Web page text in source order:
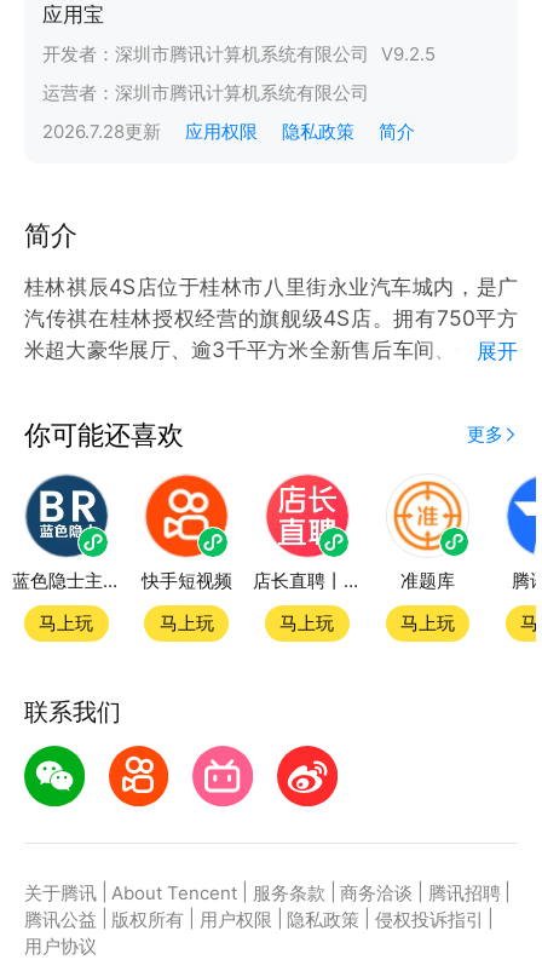
应用宝
开发者： 深圳市腾讯计算机系统有限公司 V9.2.5
运营者： 深圳市腾讯计算机系统有限公司
2026.7.28更新 应用权限 隐私政策 简介
简介
桂林祺辰4S店位于桂林市八里街永业汽车城内，是广
汽传祺在桂林授权经营的旗舰级4S店。拥有750平方
米超大豪华展厅、逾3千平方米全新售后车间、全员通
展开
你可能还喜欢 更多
蓝色隐士主题站
马上玩
快手短视频
马上玩
店长直聘丨求职招聘找工作
马上玩
准题库
马上玩
腾
联系我们
关于腾讯 About Tencent 服务条款 商务洽谈 腾讯招聘
腾讯公益
版权所有 用户权限 隐私政策 侵权投诉指引
用户协议